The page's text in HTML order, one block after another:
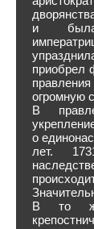
и была
приобрел
огромную
В
о
лет.
В то же